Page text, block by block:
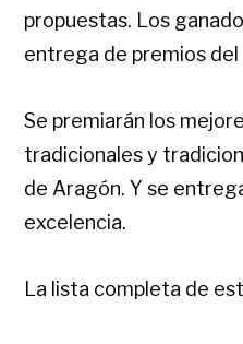
propuestas. Los
entrega de premios del
Se premiarán los
tradicionales y
de Aragón. Y se
excelencia.
La lista completa de